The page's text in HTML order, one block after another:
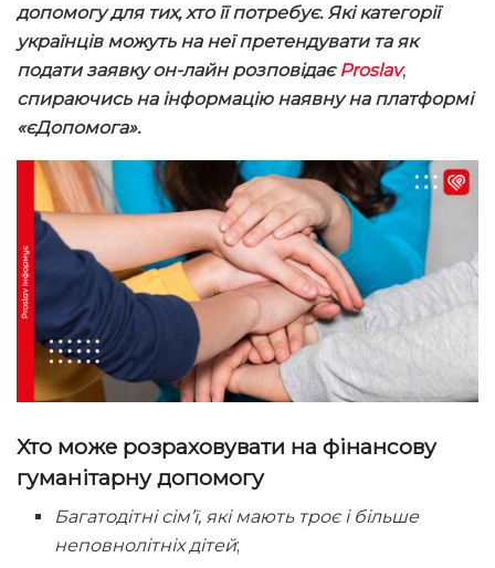
допомогу для тих, хто її потребує. Які категорії
українців можуть на неї претендувати та як
подати заявку он-лайн розповідає Proslav,
спираючись на інформацію наявну на платформі
«єДопомога».
Хто може розраховувати на фінансову
гуманітарну допомогу
Багатодітні сім’ї, які мають троє і більше
неповнолітніх дітей;